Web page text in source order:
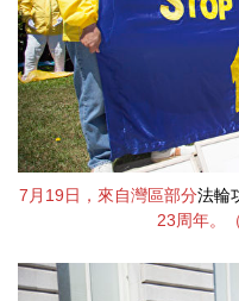
7月19日，來自灣區部分法輪
23周年。